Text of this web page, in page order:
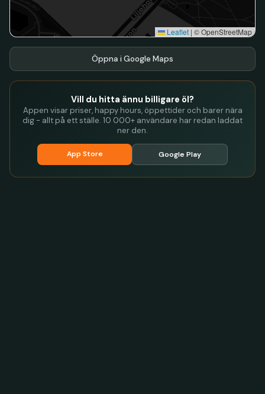
Leaflet | © OpenStreetMap
Öppna i Google Maps
Vill du hitta ännu billigare öl?
Appen visar priser, happy hours, öppettider och barer nära
dig - allt på ett ställe. 10 000+ användare har redan laddat
ner den.
App Store Google Play